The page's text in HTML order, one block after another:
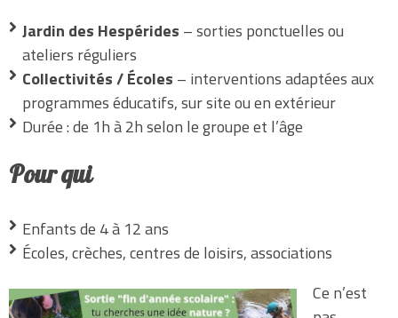
Jardin des Hespérides – sorties ponctuelles ou
ateliers réguliers
Collectivités / Écoles – interventions adaptées aux
programmes éducatifs, sur site ou en extérieur
Durée : de 1h à 2h selon le groupe et l’âge
Pour qui
Enfants de 4 à 12 ans
Écoles, crèches, centres de loisirs, associations
Ce n’est